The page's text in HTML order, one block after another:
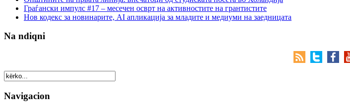
Граѓански импулс #17 – месечен осврт на активностите на грантистите
Нов кодекс за новинарите, AI апликација за младите и медиуми на заедницата
Na ndiqni
Navigacion